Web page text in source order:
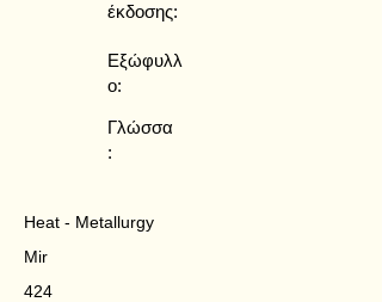
έκδοσης:
Εξώφυλλ
ο:
Γλώσσα
:
Heat - Metallurgy
Mir
424